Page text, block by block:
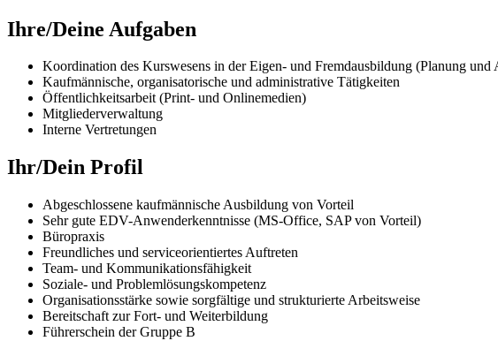
Ihre/Deine Aufgaben
Koordination des Kurswesens in der Eigen- und Fremdausbildung (Planung
Kaufmännische, organisatorische und administrative Tätigkeiten
Öffentlichkeitsarbeit (Print- und Onlinemedien)
Mitgliederverwaltung
Interne Vertretungen
Ihr/Dein Profil
Abgeschlossene kaufmännische Ausbildung von Vorteil
Sehr gute EDV-Anwenderkenntnisse (MS-Office, SAP von Vorteil)
Büropraxis
Freundliches und serviceorientiertes Auftreten
Team- und Kommunikationsfähigkeit
Soziale- und Problemlösungskompetenz
Organisationsstärke sowie sorgfältige und strukturierte Arbeitsweise
Bereitschaft zur Fort- und Weiterbildung
Führerschein der Gruppe B